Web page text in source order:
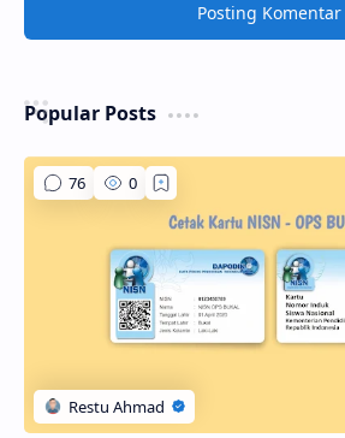
Posting Komentar
Popular Posts